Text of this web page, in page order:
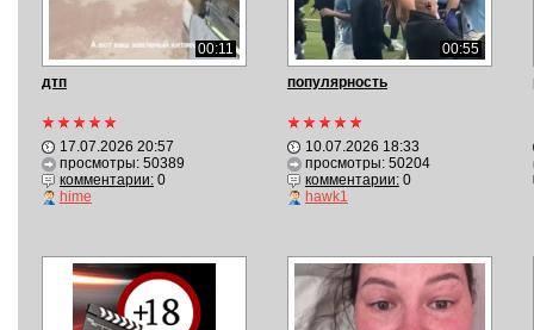
00:11
дтп
17.07.2026 20:57
просмотры: 50389
комментарии:0
hime
00:55
популярность
10.07.2026 18:33
просмотры: 50204
комментарии:0
hawk1